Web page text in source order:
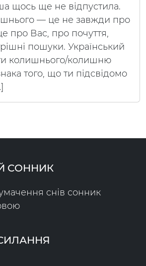
щось ще не відпустила.
— це не завжди про
про Вас, про почуття,
пошуки. Український
колишнього/колишню
того, що ти підсвідомо
СОННИК
снів сонник